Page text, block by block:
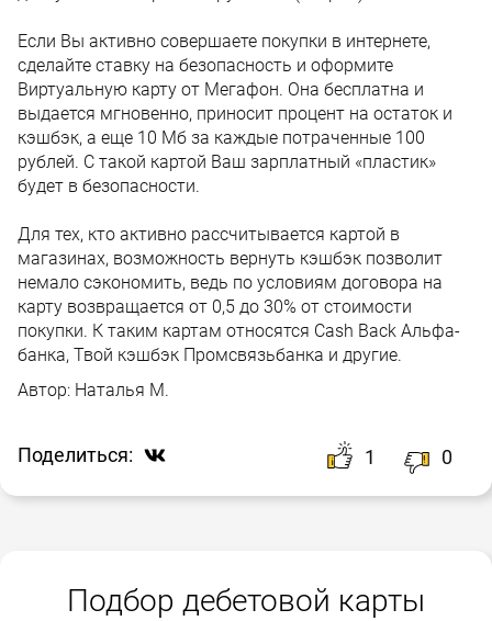
Если Вы активно совершаете покупки в интернете,
сделайте ставку на безопасность и оформите
Виртуальную карту от Мегафон. Она бесплатна и
выдается мгновенно, приносит процент на остаток и
кэшбэк, а еще 10 Мб за каждые потраченные 100
рублей. С такой картой Ваш зарплатный «пластик»
будет в безопасности.
Для тех, кто активно рассчитывается картой в
магазинах, возможность вернуть кэшбэк позволит
немало сэкономить, ведь по условиям договора на
карту возвращается от 0,5 до 30% от стоимости
покупки. К таким картам относятся Cash Back Альфа-
банка, Твой кэшбэк Промсвязьбанка и другие.
Автор: Наталья М.
Поделиться: 1 0
Подбор дебетовой карты